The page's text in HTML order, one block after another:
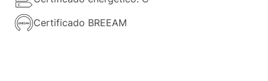
Certificado BREEAM